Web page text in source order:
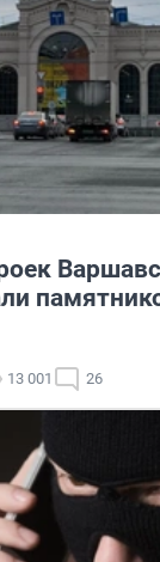
13 001 26